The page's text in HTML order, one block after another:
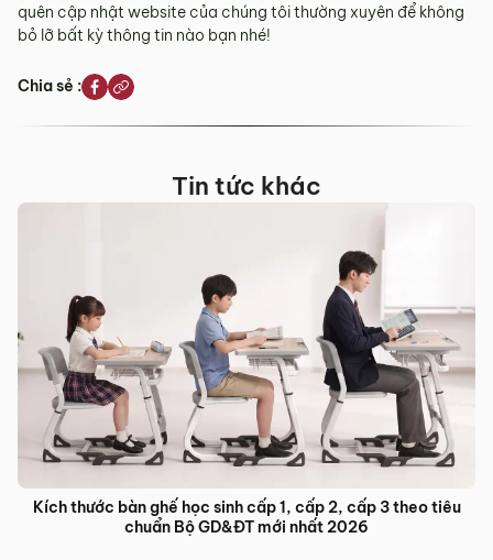
quên cập nhật website của chúng tôi thường xuyên để không
bỏ lỡ bất kỳ thông tin nào bạn nhé!
Chia sẻ :
Tin tức khác
Bàn ghế đào tạo trung tâm ngoại ngữ: Giải pháp nội thất tối